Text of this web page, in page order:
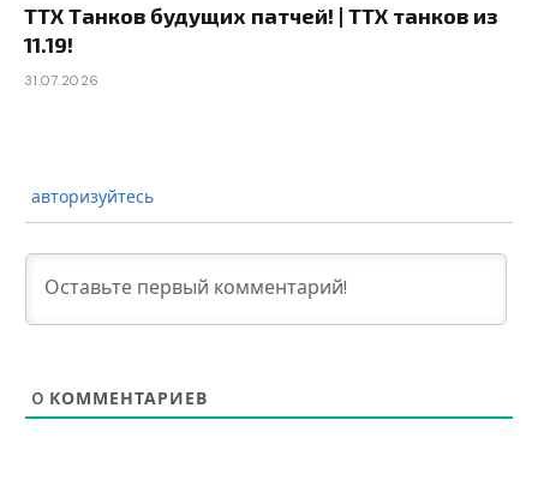
ТТХ Танков будущих патчей! | ТТХ танков из
11.19!
31.07.2026
авторизуйтесь
0 КОММЕНТАРИЕВ